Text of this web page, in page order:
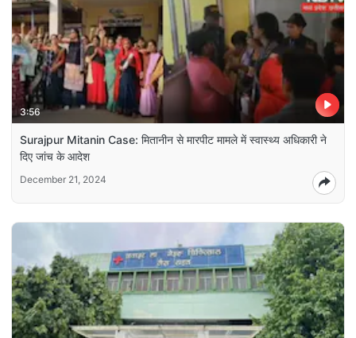
3:56
Surajpur Mitanin Case: मितानीन से मारपीट मामले में स्वास्थ्य अधिकारी ने
दिए जांच के आदेश
December 21, 2024